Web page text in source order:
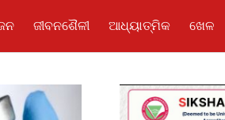
ଜୀବନଶୈଳୀ ଆଧ୍ୟାତ୍ମିକ ଖେଳ